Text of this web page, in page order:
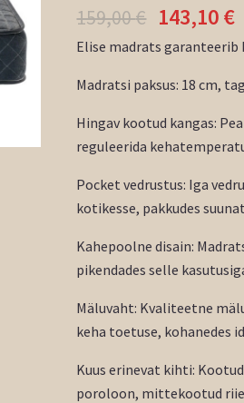
159,00€ 143,10€
Elise madrats garanteerib
Madratsi paksus: 18 cm,
Hingav kootud kangas:
reguleerida
Pocket vedrustus: Iga
kotikesse, pakkudes
Kahepoolne disain:
pikendades selle
Mäluvaht: Kvaliteetne
keha toetuse, kohanedes
Kuus erinevat kihti:
poroloon, mittekootud